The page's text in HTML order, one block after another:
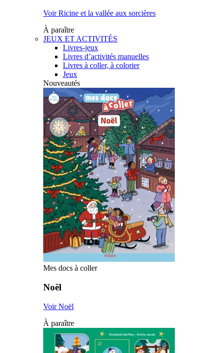
Voir Ricine et la vallée aux sorcières
À paraître
JEUX ET ACTIVITÉS
Livres-jeux
Livres d’activités manuelles
Livres à coller, à colorier
Jeux
Nouveautés
Mes docs à coller
Noël
Voir Noël
À paraître